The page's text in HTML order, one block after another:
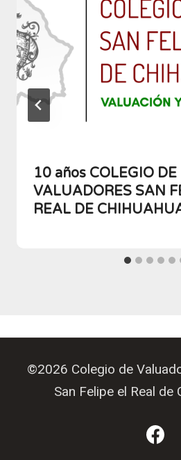
10 años COLEGIO DE
VALUADORES SAN
REAL DE
©2026 Colegio de
San Felipe el Real de